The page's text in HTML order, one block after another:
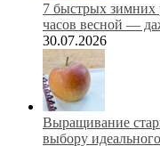
7 быстрых зимних
часов весной —
30.07.2026
Выращивание
выбору